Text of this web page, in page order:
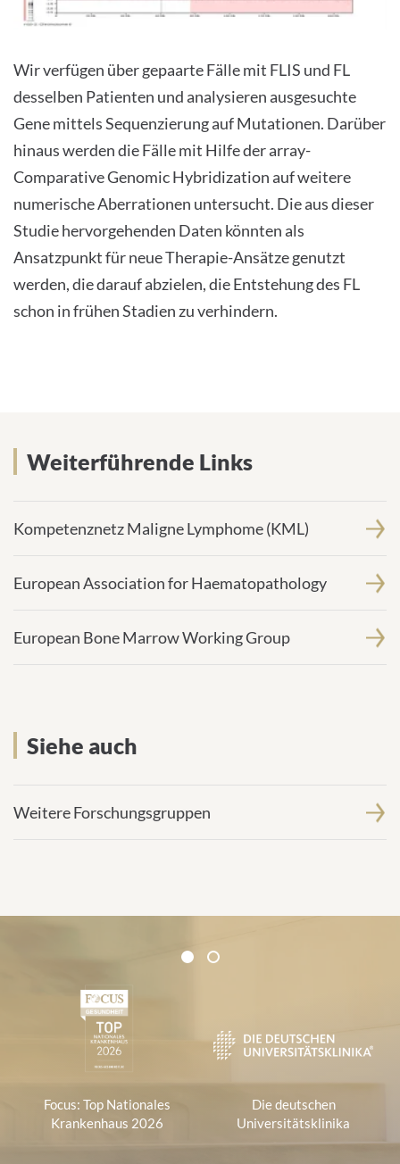
Wir verfügen über gepaarte Fälle mit FLIS und FL
desselben Patienten und analysieren ausgesuchte
Gene mittels Sequenzierung auf Mutationen. Darüber
hinaus werden die Fälle mit Hilfe der array-
Comparative Genomic Hybridization auf weitere
numerische Aberrationen untersucht. Die aus dieser
Studie hervorgehenden Daten könnten als
Ansatzpunkt für neue Therapie-Ansätze genutzt
werden, die darauf abzielen, die Entstehung des FL
schon in frühen Stadien zu verhindern.
Siehe auch
Weiterführende Links
Kompetenznetz Maligne Lymphome (KML)
European Association for Haematopathology
European Bone Marrow Working Group
Siehe auch
Weitere Forschungsgruppen
Zertifikate und Verbände
1 2
Focus: Top Nationales
Krankenhaus 2026
Die deutschen
Universitätsklinika